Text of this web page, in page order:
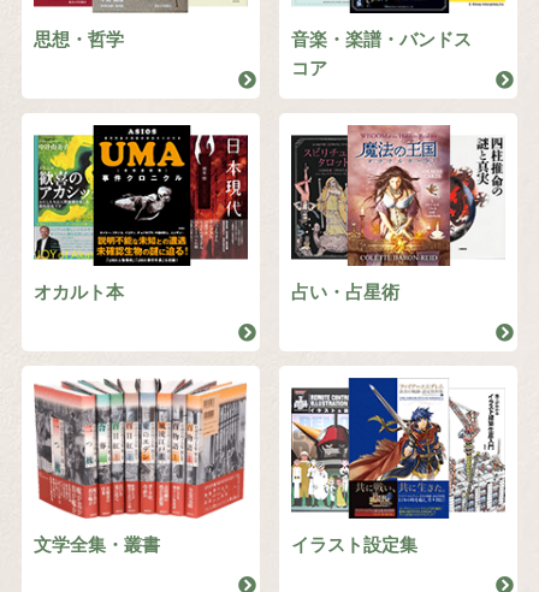
思想・哲学
音楽・楽譜・バンドス
コア
オカルト本 占い・占星術
文学全集・叢書 イラスト設定集